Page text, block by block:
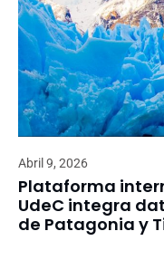
Abril 9, 2026
Plataforma
UdeC integra
de Patagonia y